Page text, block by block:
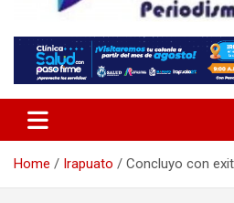
Noticias
Home Irapuato Concluyo con